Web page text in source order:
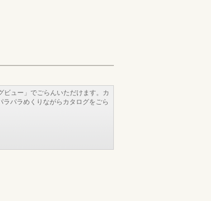
ビュー」でごらんいただけます。カ
ラパラめくりながらカタログをごら